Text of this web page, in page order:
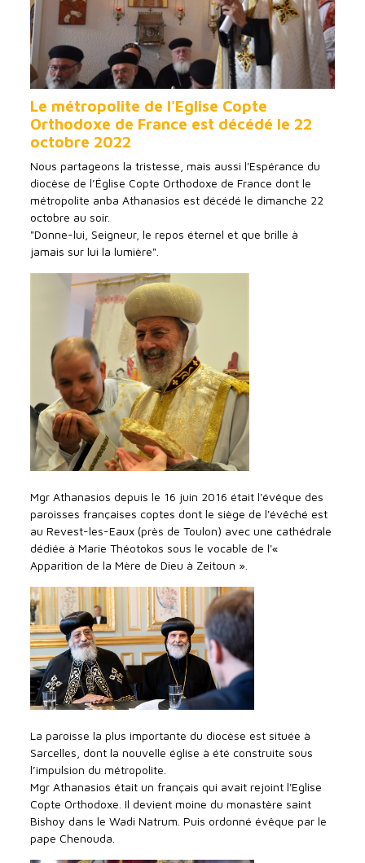
Le métropolite de l'Eglise Copte
Orthodoxe de France est décédé le 22
octobre 2022
Nous partageons la tristesse, mais aussi l'Espérance du
diocèse de l’Église Copte Orthodoxe de France dont le
métropolite anba Athanasios est décédé le dimanche 22
octobre au soir.
"Donne-lui, Seigneur, le repos éternel et que brille à
jamais sur lui la lumière".
Mgr Athanasios depuis le 16 juin 2016 était l'évêque des
paroisses françaises coptes dont le siège de l'évêché est
au Revest-les-Eaux (près de Toulon) avec une cathédrale
dédiée à Marie Théotokos sous le vocable de l'«
Apparition de la Mère de Dieu à Zeitoun ».
La paroisse la plus importante du diocèse est située à
Sarcelles, dont la nouvelle église à été construite sous
l’impulsion du métropolite.
Mgr Athanasios était un français qui avait rejoint l'Eglise
Copte Orthodoxe. Il devient moine du monastère saint
Bishoy dans le Wadi Natrum. Puis ordonné évêque par le
pape Chenouda.